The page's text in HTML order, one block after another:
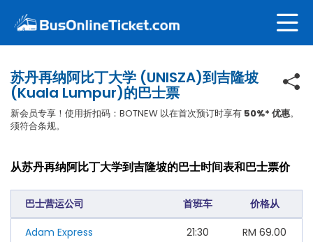
苏丹再纳阿比丁大学 (UNISZA)到吉隆坡
(Kuala Lumpur)的巴士票
新会员专享！使用折扣码：BOTNEW 以在首次预订时享有 50%* 优惠。
须符合条规。
从苏丹再纳阿比丁大学到吉隆坡的巴士时间表和巴士票价
巴士营运公司 首班车 价格从
Adam Express 21:30 RM 69.00